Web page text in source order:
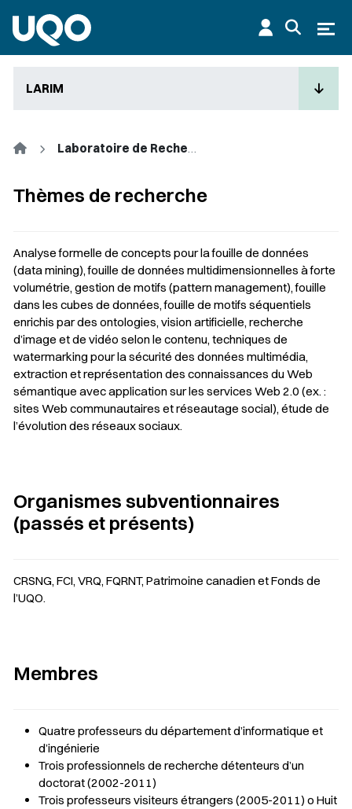
LARIM
Accueil Laboratoire de Recherche sur l'Information Multimédia
Thèmes de recherche
Analyse formelle de concepts pour la fouille de données
(data mining), fouille de données multidimensionnelles à forte
volumétrie, gestion de motifs (pattern management), fouille
dans les cubes de données, fouille de motifs séquentiels
enrichis par des ontologies, vision artificielle, recherche
d’image et de vidéo selon le contenu, techniques de
watermarking pour la sécurité des données multimédia,
extraction et représentation des connaissances du Web
sémantique avec application sur les services Web 2.0 (ex. :
sites Web communautaires et réseautage social), étude de
l’évolution des réseaux sociaux.
Organismes subventionnaires
(passés et présents)
CRSNG, FCI, VRQ, FQRNT, Patrimoine canadien et Fonds de
l’UQO.
Membres
Quatre professeurs du département d’informatique et
d’ingénierie
Trois professionnels de recherche détenteurs d’un
doctorat (2002-2011)
Trois professeurs visiteurs étrangers (2005-2011) o Huit